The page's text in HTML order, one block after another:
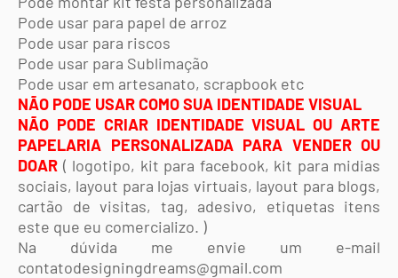
Pode usar para papel de arroz
Pode usar para riscos
Pode usar para Sublimação
Pode usar em artesanato, scrapbook etc
NÃO PODE USAR COMO SUA IDENTIDADE VISUAL
NÃO PODE CRIAR IDENTIDADE VISUAL OU ARTE
PAPELARIA PERSONALIZADA PARA VENDER OU
DOAR ( logotipo, kit para facebook, kit para midias
sociais, layout para lojas virtuais, layout para blogs,
cartão de visitas, tag, adesivo, etiquetas itens
este que eu comercializo. )
Na dúvida me envie um e-mail
contatodesigningdreams@gmail.com